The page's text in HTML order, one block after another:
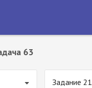
63
Задание 21